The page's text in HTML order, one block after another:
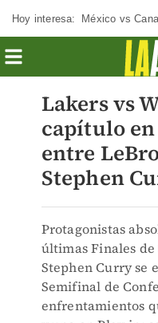
Hoy interesa: México vs
Lakers vs
capítulo
entre
Stephen
Protagonistas
últimas Finales de
Stephen Curry se
Semifinal de
enfrentamientos